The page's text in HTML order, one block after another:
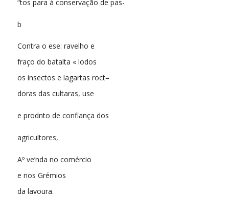
“tos para à conservação de pas-
b
Contra o ese: ravelho e
fraço do batalta « lodos
os insectos e lagartas roct=
doras das cultaras, use
e prodnto de confiança dos
agricultores,
Aº ve’nda no comércio
e nos Grémios
da lavoura.